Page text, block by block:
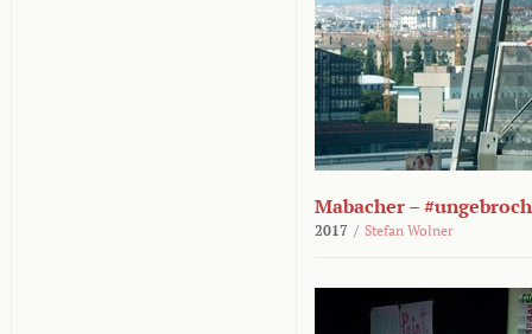
Mabacher –
2017 / Stefan Wolner